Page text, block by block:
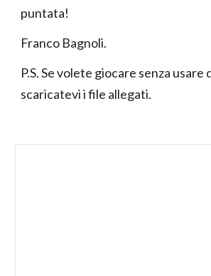
puntata!
Franco Bagnoli.
P.S. Se volete giocare senza usare
scaricatevi i file allegati.